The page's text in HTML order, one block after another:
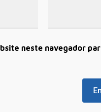
neste navegador